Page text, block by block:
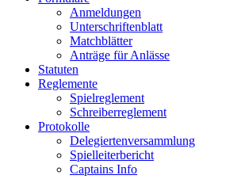
Anmeldungen
Unterschriftenblatt
Matchblätter
Anträge für Anlässe
Statuten
Reglemente
Spielreglement
Schreiberreglement
Protokolle
Delegiertenversammlung
Spielleiterbericht
Captains Info